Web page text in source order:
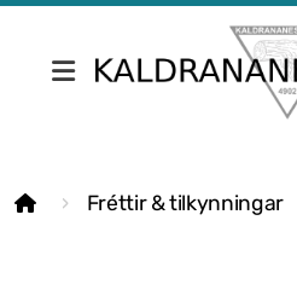
Fréttir & tilkynningar
Skrifstofa Kaldrananeshrepps